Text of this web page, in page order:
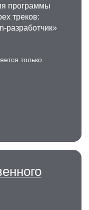
программы
треков:
разработчик»
только